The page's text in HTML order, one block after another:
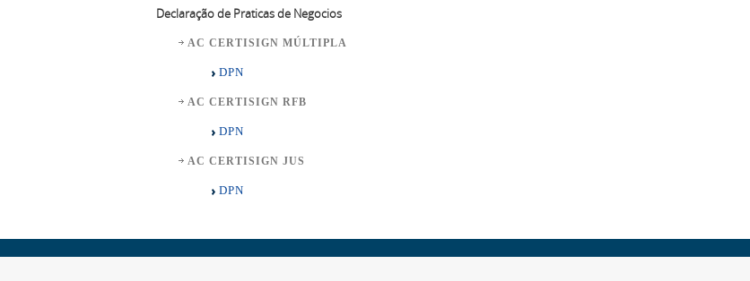
Declaração de Praticas de Negocios
AC CERTISIGN MÚLTIPLA
DPN
AC CERTISIGN RFB
DPN
AC CERTISIGN JUS
DPN